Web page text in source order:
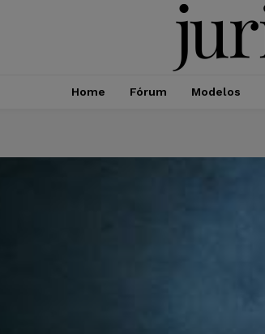
Home Fórum Modelos